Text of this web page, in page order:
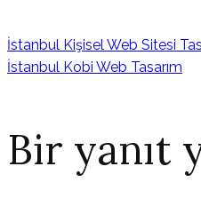
İstanbul Kişisel Web Sitesi
İstanbul Kobi Web Tasarım
Bir yanıt